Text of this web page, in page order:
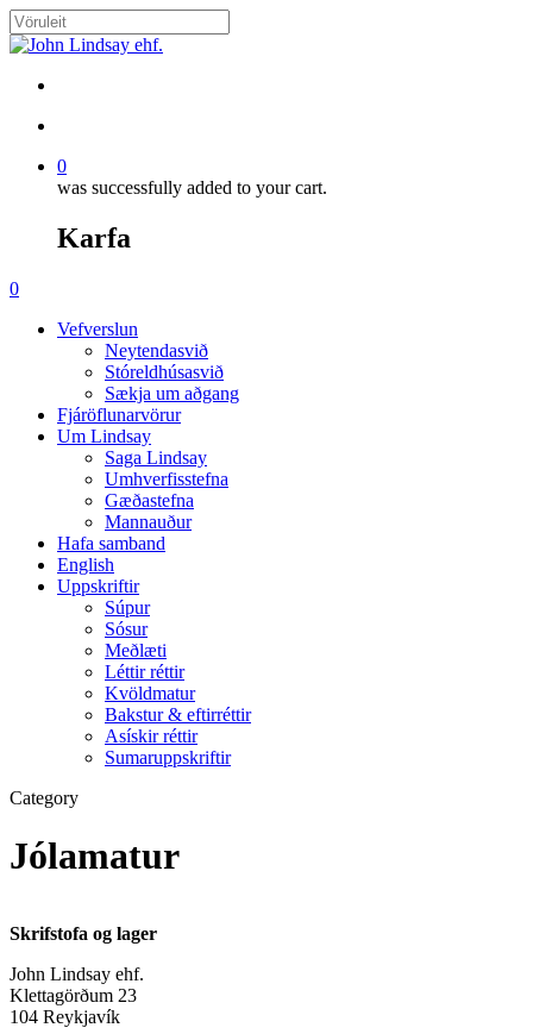
Skip
to
content
Close
0
was successfully added to your cart.
Karfa
Menu
search
account
0
Vefverslun
Neytendasvið
Stóreldhúsasvið
Sækja um aðgang
Fjáröflunarvörur
Um Lindsay
Saga Lindsay
Umhverfisstefna
Gæðastefna
Mannauður
Hafa samband
English
Uppskriftir
Súpur
Sósur
Meðlæti
Léttir réttir
Kvöldmatur
Bakstur & eftirréttir
Asískir réttir
Sumaruppskriftir
Category
Jólamatur
Skrifstofa og lager
John Lindsay ehf.
Klettagörðum 23
104 Reykjavík